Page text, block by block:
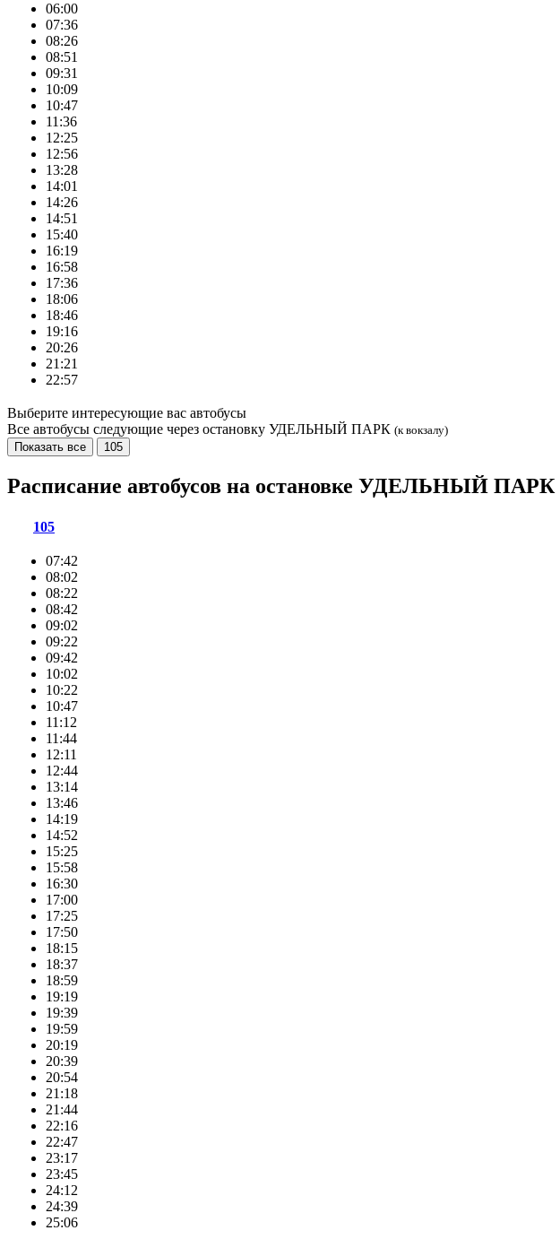
06:00
07:36
08:26
08:51
09:31
10:09
10:47
11:36
12:25
12:56
13:28
14:01
14:26
14:51
15:40
16:19
16:58
17:36
18:06
18:46
19:16
20:26
21:21
22:57
Выберите интересующие вас автобусы
Все автобусы следующие через остановку УДЕЛЬНЫЙ ПАРК (к вокзалу)
Показать все
105
Расписание автобусов на остановке УДЕЛЬНЫЙ ПАРК
105
07:42
08:02
08:22
08:42
09:02
09:22
09:42
10:02
10:22
10:47
11:12
11:44
12:11
12:44
13:14
13:46
14:19
14:52
15:25
15:58
16:30
17:00
17:25
17:50
18:15
18:37
18:59
19:19
19:39
19:59
20:19
20:39
20:54
21:18
21:44
22:16
22:47
23:17
23:45
24:12
24:39
25:06